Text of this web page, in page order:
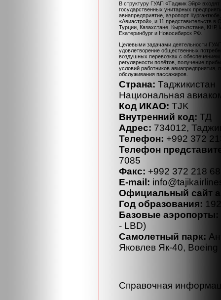
В структуру ГУАП «Таджик Эйр» входят
государственных унитарных
авиапредприятие, аэропорт
«Авиастрой», и 11 представительств
Турции, Казахстане, Кыргызстане, КНР,
Екатеринбург и Новосибирск РФ.
Целевыми задачами деятельности
удовлетворение общественных
воздушных перевозках с обеспечением
регулярности полётов, получение
условий работников авиапредприятия,
обслуживания пассажиров.
Страна: Таджикистан
Национальная
Код ИКАО: TJK
Внутренний код: ТД
Адрес: 734012,
Телефон: +992 372
Телефон
7085
Факс: +992 372 218
E-mail:
Официальный cайт
Год образования:
Базовые аэропорты:
- LBD)
Самолетный парк:
Яковлев Як-40,
Справочная